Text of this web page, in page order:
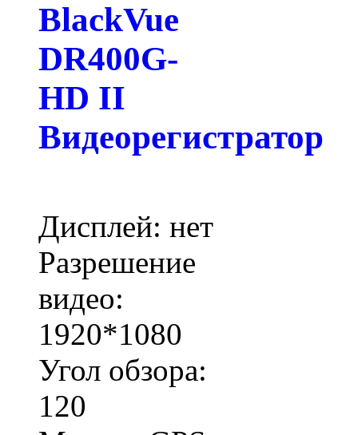
BlackVue
DR400G-
HD II
Видеорегистратор
Дисплей: нет
Разрешение
видео:
1920*1080
Угол обзора:
120